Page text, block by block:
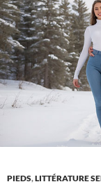
PIEDS,LITTÉRATURE